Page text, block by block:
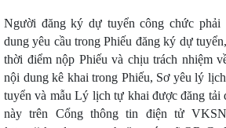
Người đăng ký dự tuyển công chức phải
dung yêu cầu trong Phiếu đăng ký dự
thời điểm nộp Phiếu và chịu trách nhiệm
nội dung kê khai trong Phiếu, Sơ yêu lý
tuyển và mẫu Lý lịch tự khai được đăng tải
này trên Cổng thông tin điện tử